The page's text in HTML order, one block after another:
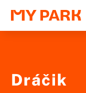
Dráčik